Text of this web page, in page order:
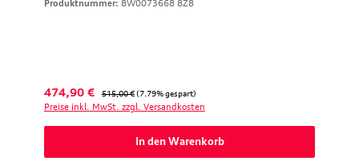
Produktnummer: 8W0073668 8Z8
Verkaufspreis:
474,90 € Regulärer Preis:
515,00 € (7.79% gespart)
Preise inkl. MwSt. zzgl. Versandkosten
In den Warenkorb